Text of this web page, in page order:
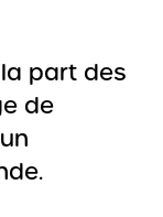
part des
de